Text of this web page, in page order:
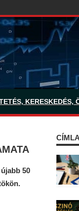
KERESKEDÉS,
50